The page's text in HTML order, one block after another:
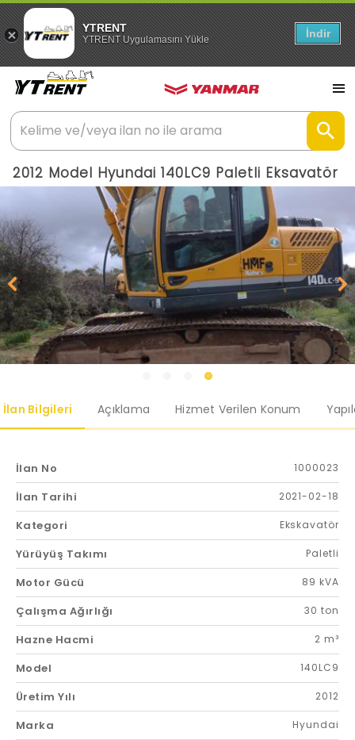
YTRENT
YTRENT Uygulamasını Yükle İndir
2012 Model Hyundai 140LC9 Paletli Eksavatör
İlan Bilgileri Açıklama Hizmet Verilen Konum
İlan No 1000023
İlan Tarihi 2021-02-18
Kategori Ekskavatör
Yürüyüş Takımı Paletli
Motor Gücü 89 kVA
Çalışma Ağırlığı 30 ton
Hazne Hacmi 2 m³
Model 140LC9
Üretim Yılı 2012
Marka Hyundai